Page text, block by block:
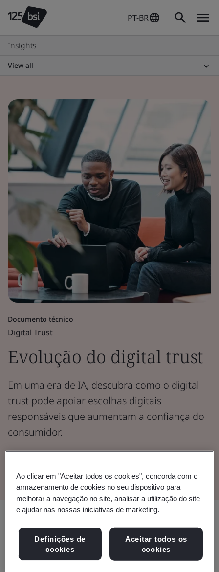
PT-BR
Insights
View all
Documento técnico
Digital Trust
Evolução do digital trust
Em uma era de IA, descubra como o digital
trust pode apoiar escolhas digitais
responsáveis que aumentam a confiança do
consumidor.
Compartilhar:
Desbloqueie o verdadeiro poder da
Ao clicar em "Aceitar todos os cookies", concorda com o
armazenamento de cookies no seu dispositivo para
melhorar a navegação no site, analisar a utilização do site
e ajudar nas nossas iniciativas de marketing.
Definições de
cookies
Aceitar todos os
cookies